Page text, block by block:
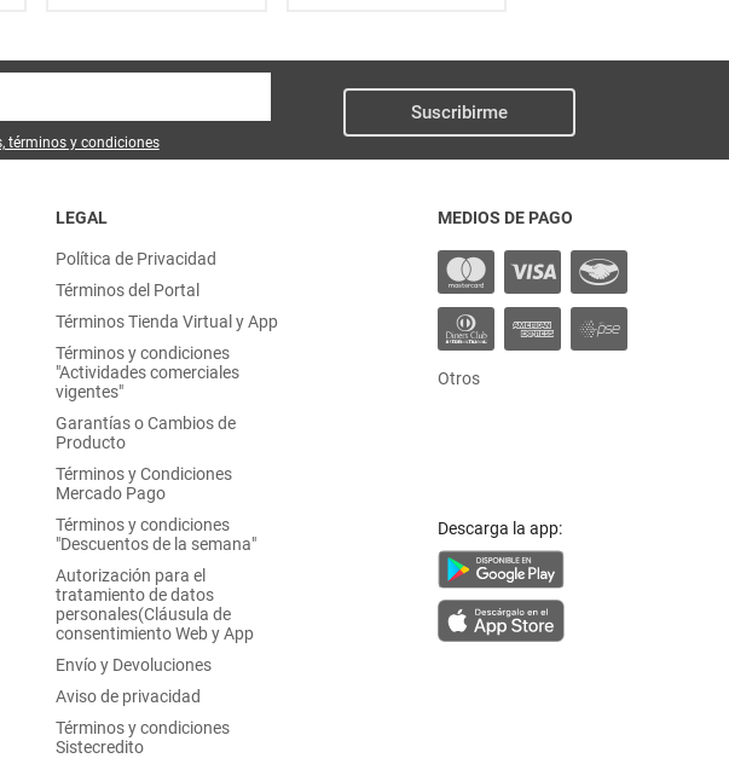
términos y condiciones
Suscribirme
LEGAL
Política de Privacidad
Términos del Portal
Términos Tienda Virtual y App
Términos y condiciones
"Actividades comerciales
vigentes"
Garantías o Cambios de
Producto
Términos y Condiciones
Mercado Pago
Términos y condiciones
"Descuentos de la semana"
Autorización para el
tratamiento de datos
personales(Cláusula de
consentimiento Web y App
Envío y Devoluciones
Aviso de privacidad
Términos y condiciones
Sistecredito
MEDIOS DE PAGO
Otros
Descarga la app: